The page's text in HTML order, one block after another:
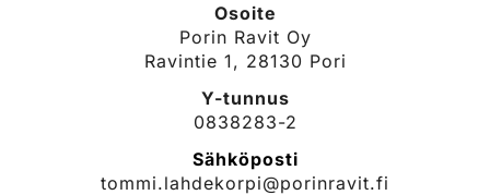
Osoite
Porin Ravit Oy
Ravintie 1, 28130 Pori
Y-tunnus
0838283-2
Sähköposti
tommi.lahdekorpi@porinravit.fi